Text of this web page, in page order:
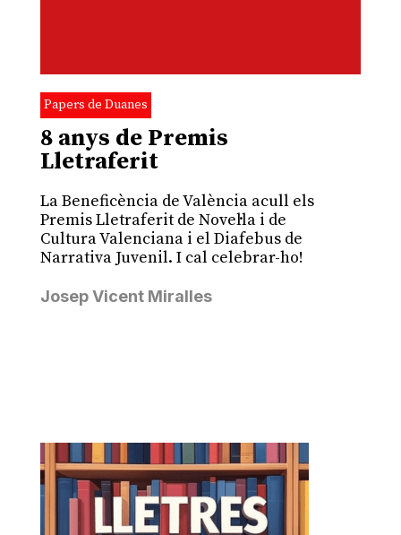
Papers de Duanes
8 anys de Premis
Lletraferit
La Beneficència de València acull els
Premis Lletraferit de Novel·la i de
Cultura Valenciana i el Diafebus de
Narrativa Juvenil. I cal celebrar-ho!
Josep Vicent Miralles